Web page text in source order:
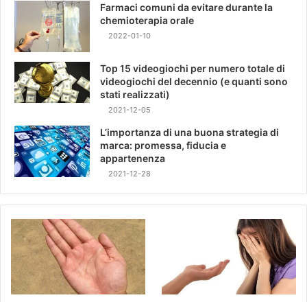
Farmaci comuni da evitare durante la
chemioterapia orale
2022-01-10
Top 15 videogiochi per numero totale di
videogiochi del decennio (e quanti sono
stati realizzati)
2021-12-05
L’importanza di una buona strategia di
marca: promessa, fiducia e
appartenenza
2021-12-28